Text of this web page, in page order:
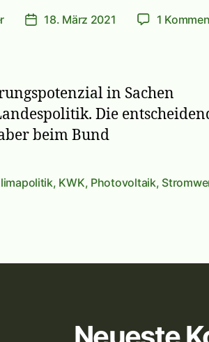
Veröffentlichungsdatum
18. März 2021 1
in Sachen
Die
beim Bund
, KWK, Photovoltaik,